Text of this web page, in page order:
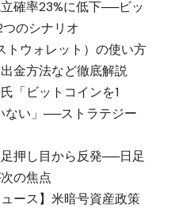
確率23%に低下──ビッ
つのシナリオ
トウォレット）の使い方
金方法など徹底解説
「ビットコインを1
い」──ストラテジー
押し目から反発──日足
の焦点
ース】米暗号資産政策